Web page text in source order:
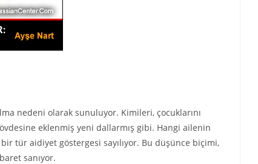
nedeni olarak sunuluyor. Kimileri, çocuklarını
eklenmiş yeni dallarmış gibi. Hangi ailenin
tür aidiyet göstergesi sayılıyor. Bu düşünce biçimi,
sanıyor.